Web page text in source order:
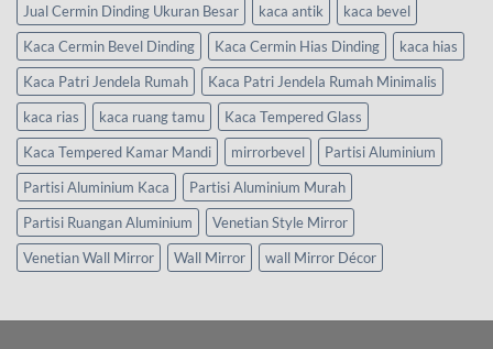
Jual Cermin Dinding Ukuran Besar
kaca antik
kaca bevel
Kaca Cermin Bevel Dinding
Kaca Cermin Hias Dinding
kaca hias
Kaca Patri Jendela Rumah
Kaca Patri Jendela Rumah Minimalis
kaca rias
kaca ruang tamu
Kaca Tempered Glass
Kaca Tempered Kamar Mandi
mirrorbevel
Partisi Aluminium
Partisi Aluminium Kaca
Partisi Aluminium Murah
Partisi Ruangan Aluminium
Venetian Style Mirror
Venetian Wall Mirror
Wall Mirror wall Mirror Décor